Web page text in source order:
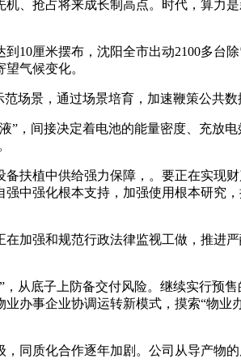
抢占将来成长制高点。时代，算力是
厘米摆布，沈阳全市出动2100多台除
气候变化。
景，通过场景培育，加速鞭策公共数
间接决定着电池的能量密度、充放电
扶植中供给强力保障，。要正在实现
中强化根本支持，加强使用根本研究
加强和规范行政法律监视工做，推进
从底子上防备交付风险。继续实行预售
办事企业协调运转新模式，摸索“物业
质化合作逐年加剧。公司从导产物的